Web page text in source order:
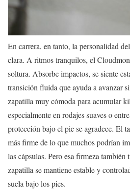
En carrera, en tanto, la personalidad
clara. A ritmos tranquilos, el
soltura. Absorbe impactos, se siente
transición fluida que ayuda a avanzar
zapatilla muy cómoda para acumular
especialmente en rodajes suaves o
protección bajo el pie se agradece. El
más firme de lo que muchos podrían
las cápsulas. Pero esa firmeza también
zapatilla se mantiene estable y
suela bajo los pies.